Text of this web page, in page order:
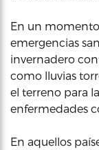
En un
emergencias
invernadero
como lluvias
el terreno para
enfermedades
En aquellos